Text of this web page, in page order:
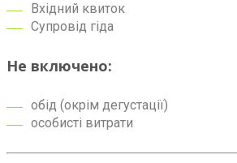
Вхідний квиток
Супровід гіда
Не включено:
обід (окрім дегустації)
особисті витрати